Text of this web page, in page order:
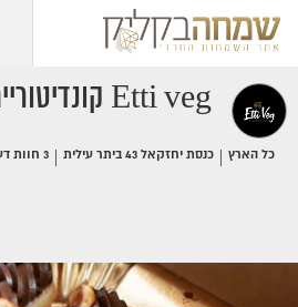
Etti veg קונדיטוריית בוטיק
כל הארץ | כנסת יחזקאל 43 ביתר עילית | 3 חוות דעת